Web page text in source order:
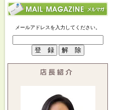
メールアドレスを入力してください。